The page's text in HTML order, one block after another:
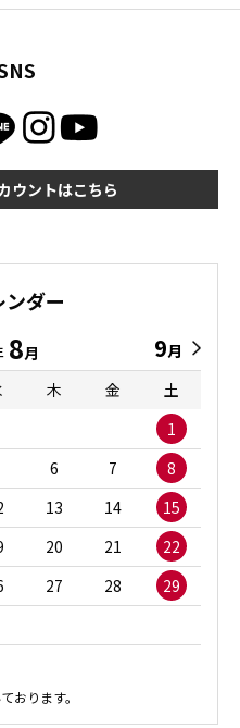
ウントはこちら
ダー
8月 9月
木 金
土
1
6 7
8
13 14
15
20 21
22
27 28
29
おります。